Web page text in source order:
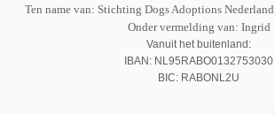
Ten name van: Stichting Dogs Adoptions
Onder vermelding van: Ingrid
Vanuit het buitenland:
IBAN: NL95RABO0132753030
BIC: RABONL2U